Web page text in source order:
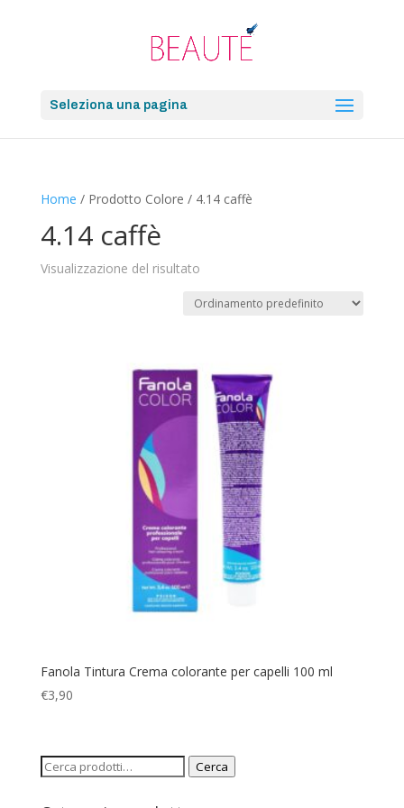
Seleziona una pagina
Home / Prodotto Colore / 4.14 caffè
4.14 caffè
Visualizzazione del risultato
Fanola Tintura Crema colorante per capelli 100 ml
€3,90
Cerca: Cerca